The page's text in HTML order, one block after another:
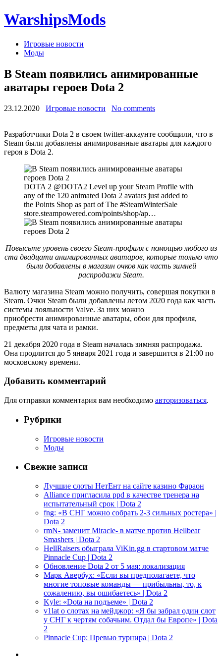
WarshipsMods
Игровые новости
Моды
В Steam появились анимированные
аватары героев Dota 2
23.12.2020 Игровые новости No comments
Разработчики Dota 2 в своем twitter-аккаунте сообщили, что в
Steam были добавлены анимированные аватары для каждого
героя в Dota 2.
DOTA 2 @DOTA2 Level up your Steam Profile with
any of the 120 animated Dota 2 avatars just added to
the Points Shop as part of The #SteamWinterSale
store.steampowered.com/points/shop/ap…
Повысьте уровень своего Steam-профиля с помощью любого из
ста двадцати анимированных аватаров, которые только что
были добавлены в магазин очков как часть зимней
распродажи Steam.
Валюту магазина Steam можно получить, совершая покупки в
Steam. Очки Steam были добавлены летом 2020 года как часть
системы лояльности Valve. За них можно
приобрести анимированные аватары, обои для профиля,
предметы для чата и рамки.
21 декабря 2020 года в Steam началась зимняя распродажа.
Она продлится до 5 января 2021 года и завершится в 21:00 по
московскому времени.
Добавить комментарий
Для отправки комментария вам необходимо авторизоваться.
Рубрики
Игровые новости
Моды
Свежие записи
Лучшие слоты НетЕнт на сайте казино Фараон
Alliance пригласила ppd в качестве тренера на
испытательный срок | Dota 2
fng: «В СНГ можно собрать 2-3 сильных ростера» |
Dota 2
rmN- заменит Miracle- в матче против Hellbear
Smashers | Dota 2
HellRaisers обыграла ViKin.gg в стартовом матче
Pinnacle Cup | Dota 2
Обновление Dota 2 от 5 мая: локализация
Марк Авербух: «Если вы предполагаете, что
многие топовые команды — прибыльны, то, к
сожалению, вы ошибаетесь» | Dota 2
Kyle: «Dota на подъеме» | Dota 2
v1lat о слотах на мейджор: «Я бы забрал один слот
у СНГ к чертям собачьим. Отдал бы Европе» | Dota
2
Pinnacle Cup: Превью турнира | Dota 2